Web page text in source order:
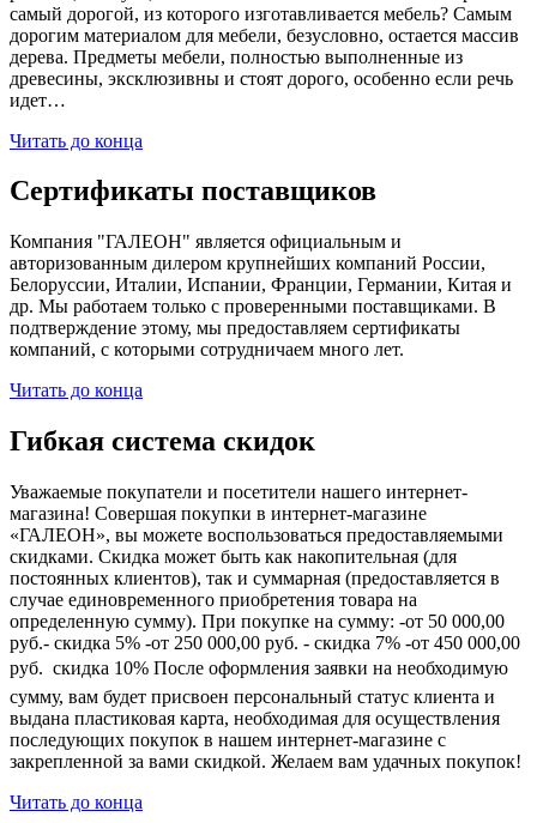
самый дорогой, из которого изготавливается мебель? Самым
дорогим материалом для мебели, безусловно, остается массив
дерева. Предметы мебели, полностью выполненные из
древесины, эксклюзивны и стоят дорого, особенно если речь
идет…
Читать до конца
Сертификаты поставщиков
Компания "ГАЛЕОН" является официальным и
авторизованным дилером крупнейших компаний России,
Белоруссии, Италии, Испании, Франции, Германии, Китая и
др. Мы работаем только с проверенными поставщиками. В
подтверждение этому, мы предоставляем сертификаты
компаний, с которыми сотрудничаем много лет.
Читать до конца
Гибкая система скидок
Уважаемые покупатели и посетители нашего интернет-
магазина! Совершая покупки в интернет-магазине
«ГАЛЕОН», вы можете воспользоваться предоставляемыми
скидками. Скидка может быть как накопительная (для
постоянных клиентов), так и суммарная (предоставляется в
случае единовременного приобретения товара на
определенную сумму). При покупке на сумму: -от 50 000,00
руб.- скидка 5% -от 250 000,00 руб. - скидка 7% -от 450 000,00
руб.  скидка 10% После оформления заявки на необходимую
сумму, вам будет присвоен персональный статус клиента и
выдана пластиковая карта, необходимая для осуществления
последующих покупок в нашем интернет-магазине с
закрепленной за вами скидкой. Желаем вам удачных покупок!
Читать до конца